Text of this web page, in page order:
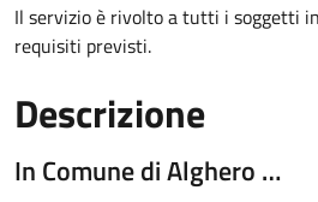
Il servizio è rivolto a tutti i soggetti
requisiti previsti.
Descrizione
In Comune di Alghero …